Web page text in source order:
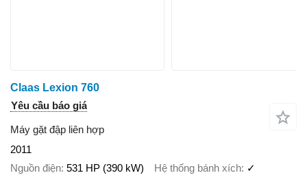
Claas Lexion 760
Yêu cầu báo giá
Máy gặt đập liên hợp
2011
Nguồn điện 531 HP (390 kW) Hệ thống bánh xích ✓